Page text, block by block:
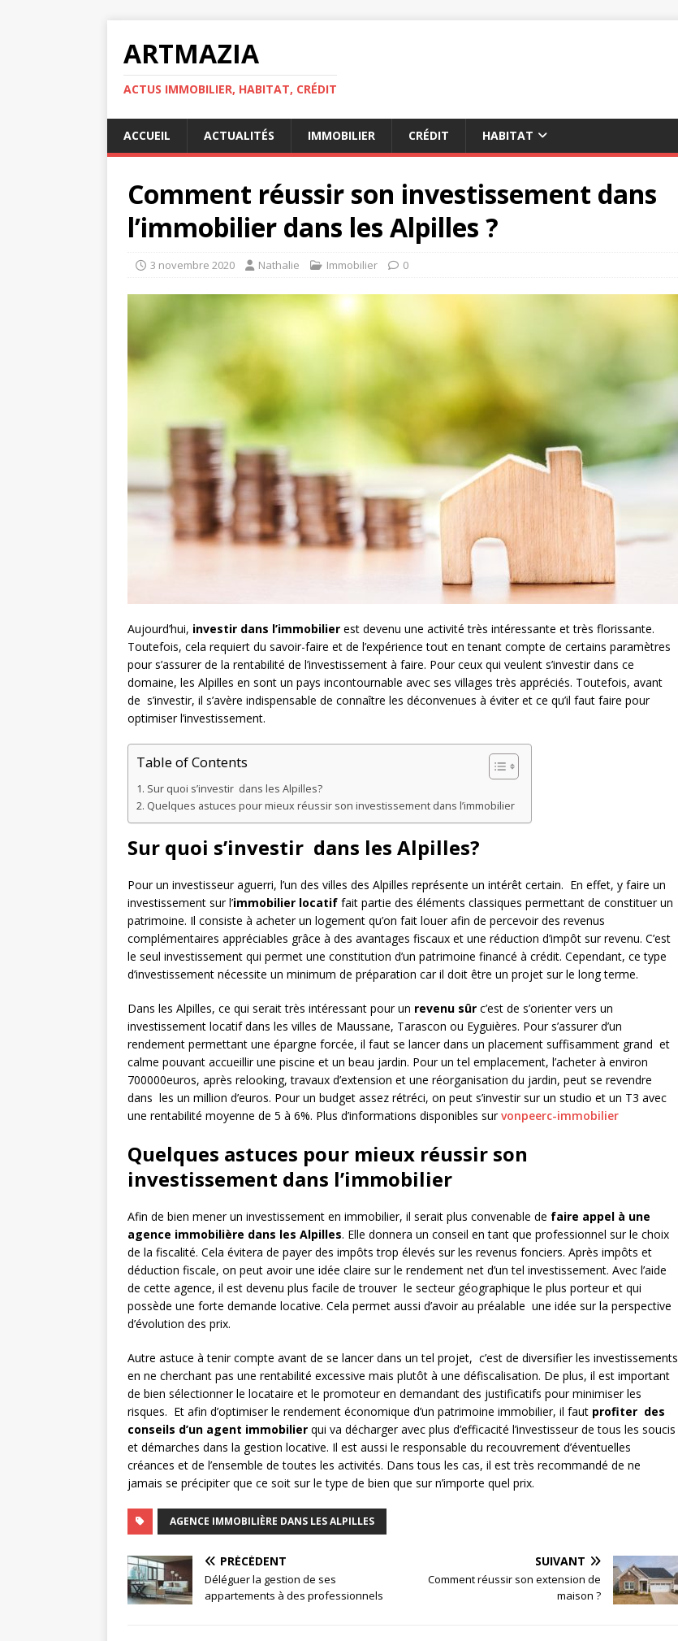
ARTMAZIA
ACTUS IMMOBILIER, HABITAT, CRÉDIT
ACCUEIL ACTUALITÉS IMMOBILIER CRÉDIT HABITAT
Comment réussir son investissement dans
l’immobilier dans les Alpilles ?
3 novembre 2020 Nathalie Immobilier 0
Aujourd’hui, investir dans l’immobilier est devenu une activité très intéressante et très florissante.
Toutefois, cela requiert du savoir-faire et de l’expérience tout en tenant compte de certains paramètres
pour s’assurer de la rentabilité de l’investissement à faire. Pour ceux qui veulent s’investir dans ce
domaine, les Alpilles en sont un pays incontournable avec ses villages très appréciés. Toutefois, avant
de s’investir, il s’avère indispensable de connaître les déconvenues à éviter et ce qu’il faut faire pour
optimiser l’investissement.
Table of Contents
Sur quoi s’investir dans les Alpilles?
Quelques astuces pour mieux réussir son investissement dans l’immobilier
Sur quoi s’investir dans les Alpilles?
Pour un investisseur aguerri, l’un des villes des Alpilles représente un intérêt certain. En effet, y faire un
investissement sur l’immobilier locatif fait partie des éléments classiques permettant de constituer un
patrimoine. Il consiste à acheter un logement qu’on fait louer afin de percevoir des revenus
complémentaires appréciables grâce à des avantages fiscaux et une réduction d’impôt sur revenu. C’est
le seul investissement qui permet une constitution d’un patrimoine financé à crédit. Cependant, ce type
d’investissement nécessite un minimum de préparation car il doit être un projet sur le long terme.
Dans les Alpilles, ce qui serait très intéressant pour un revenu sûr c’est de s’orienter vers un
investissement locatif dans les villes de Maussane, Tarascon ou Eyguières. Pour s’assurer d’un
rendement permettant une épargne forcée, il faut se lancer dans un placement suffisamment grand et
calme pouvant accueillir une piscine et un beau jardin. Pour un tel emplacement, l’acheter à environ
700000euros, après relooking, travaux d’extension et une réorganisation du jardin, peut se revendre
dans les un million d’euros. Pour un budget assez rétréci, on peut s’investir sur un studio et un T3 avec
une rentabilité moyenne de 5 à 6%. Plus d’informations disponibles survonpeerc-immobilier
Quelques astuces pour mieux réussir son
investissement dans l’immobilier
Afin de bien mener un investissement en immobilier, il serait plus convenable de faire appel à une
agence immobilière dans les Alpilles. Elle donnera un conseil en tant que professionnel sur le choix
de la fiscalité. Cela évitera de payer des impôts trop élevés sur les revenus fonciers. Après impôts et
déduction fiscale, on peut avoir une idée claire sur le rendement net d’un tel investissement. Avec l’aide
de cette agence, il est devenu plus facile de trouver le secteur géographique le plus porteur et qui
possède une forte demande locative. Cela permet aussi d’avoir au préalable une idée sur la perspective
d’évolution des prix.
Autre astuce à tenir compte avant de se lancer dans un tel projet, c’est de diversifier les investissements
en ne cherchant pas une rentabilité excessive mais plutôt à une défiscalisation. De plus, il est important
de bien sélectionner le locataire et le promoteur en demandant des justificatifs pour minimiser les
risques. Et afin d’optimiser le rendement économique d’un patrimoine immobilier, il faut profiter des
conseils d’un agent immobilier qui va décharger avec plus d’efficacité l’investisseur de tous les soucis
et démarches dans la gestion locative. Il est aussi le responsable du recouvrement d’éventuelles
créances et de l’ensemble de toutes les activités. Dans tous les cas, il est très recommandé de ne
jamais se précipiter que ce soit sur le type de bien que sur n’importe quel prix.
AGENCE IMMOBILIÈRE DANS LES ALPILLES
PRÉCÉDENT
Déléguer la gestion de ses
appartements à des professionnels
SUIVANT
Comment réussir son extension de
maison ?